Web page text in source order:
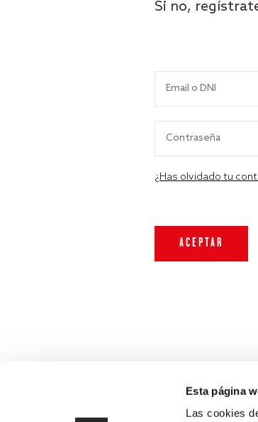
Esta página
Las cookies
Si no,
¿Has olvidado tu